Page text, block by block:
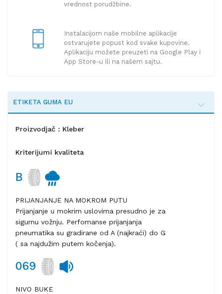
vrednost porudžbine.
Instalacijom naše mobilne aplikacije
ostvarujete popust kod svake kupovine.
Aplikaciju možete preuzeti na Google Play i
App Store-u ili na našem sajtu.
ETIKETA GUMA EU
Proizvodjač : Kleber
Kriterijumi kvaliteta
B
PRIJANJANJE NA MOKROM PUTU
Prijanjanje u mokrim uslovima presudno je za
sigurnu vožnju. Perfomanse prijanjanja
pneumatika su gradirane od A (najkraći) do G
( sa najdužim putem kočenja).
069
NIVO BUKE